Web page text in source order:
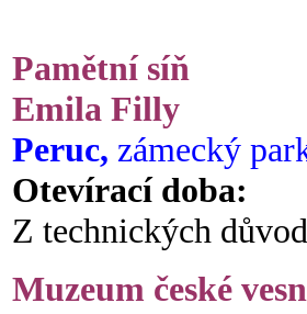
Pamětní síň
Emila Filly
Peruc, zámecký
Otevírací doba:
Z technických
Muzeum české